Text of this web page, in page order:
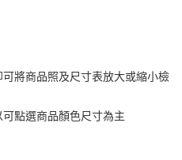
將商品照及尺寸表放大或縮小檢
點選商品顏色尺寸為主